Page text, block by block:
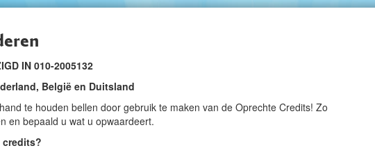
IN 010-2005132
België en Duitsland
te houden bellen door gebruik te maken van de Oprechte Credits! Zo
en bepaald u wat u opwaardeert.
credits?